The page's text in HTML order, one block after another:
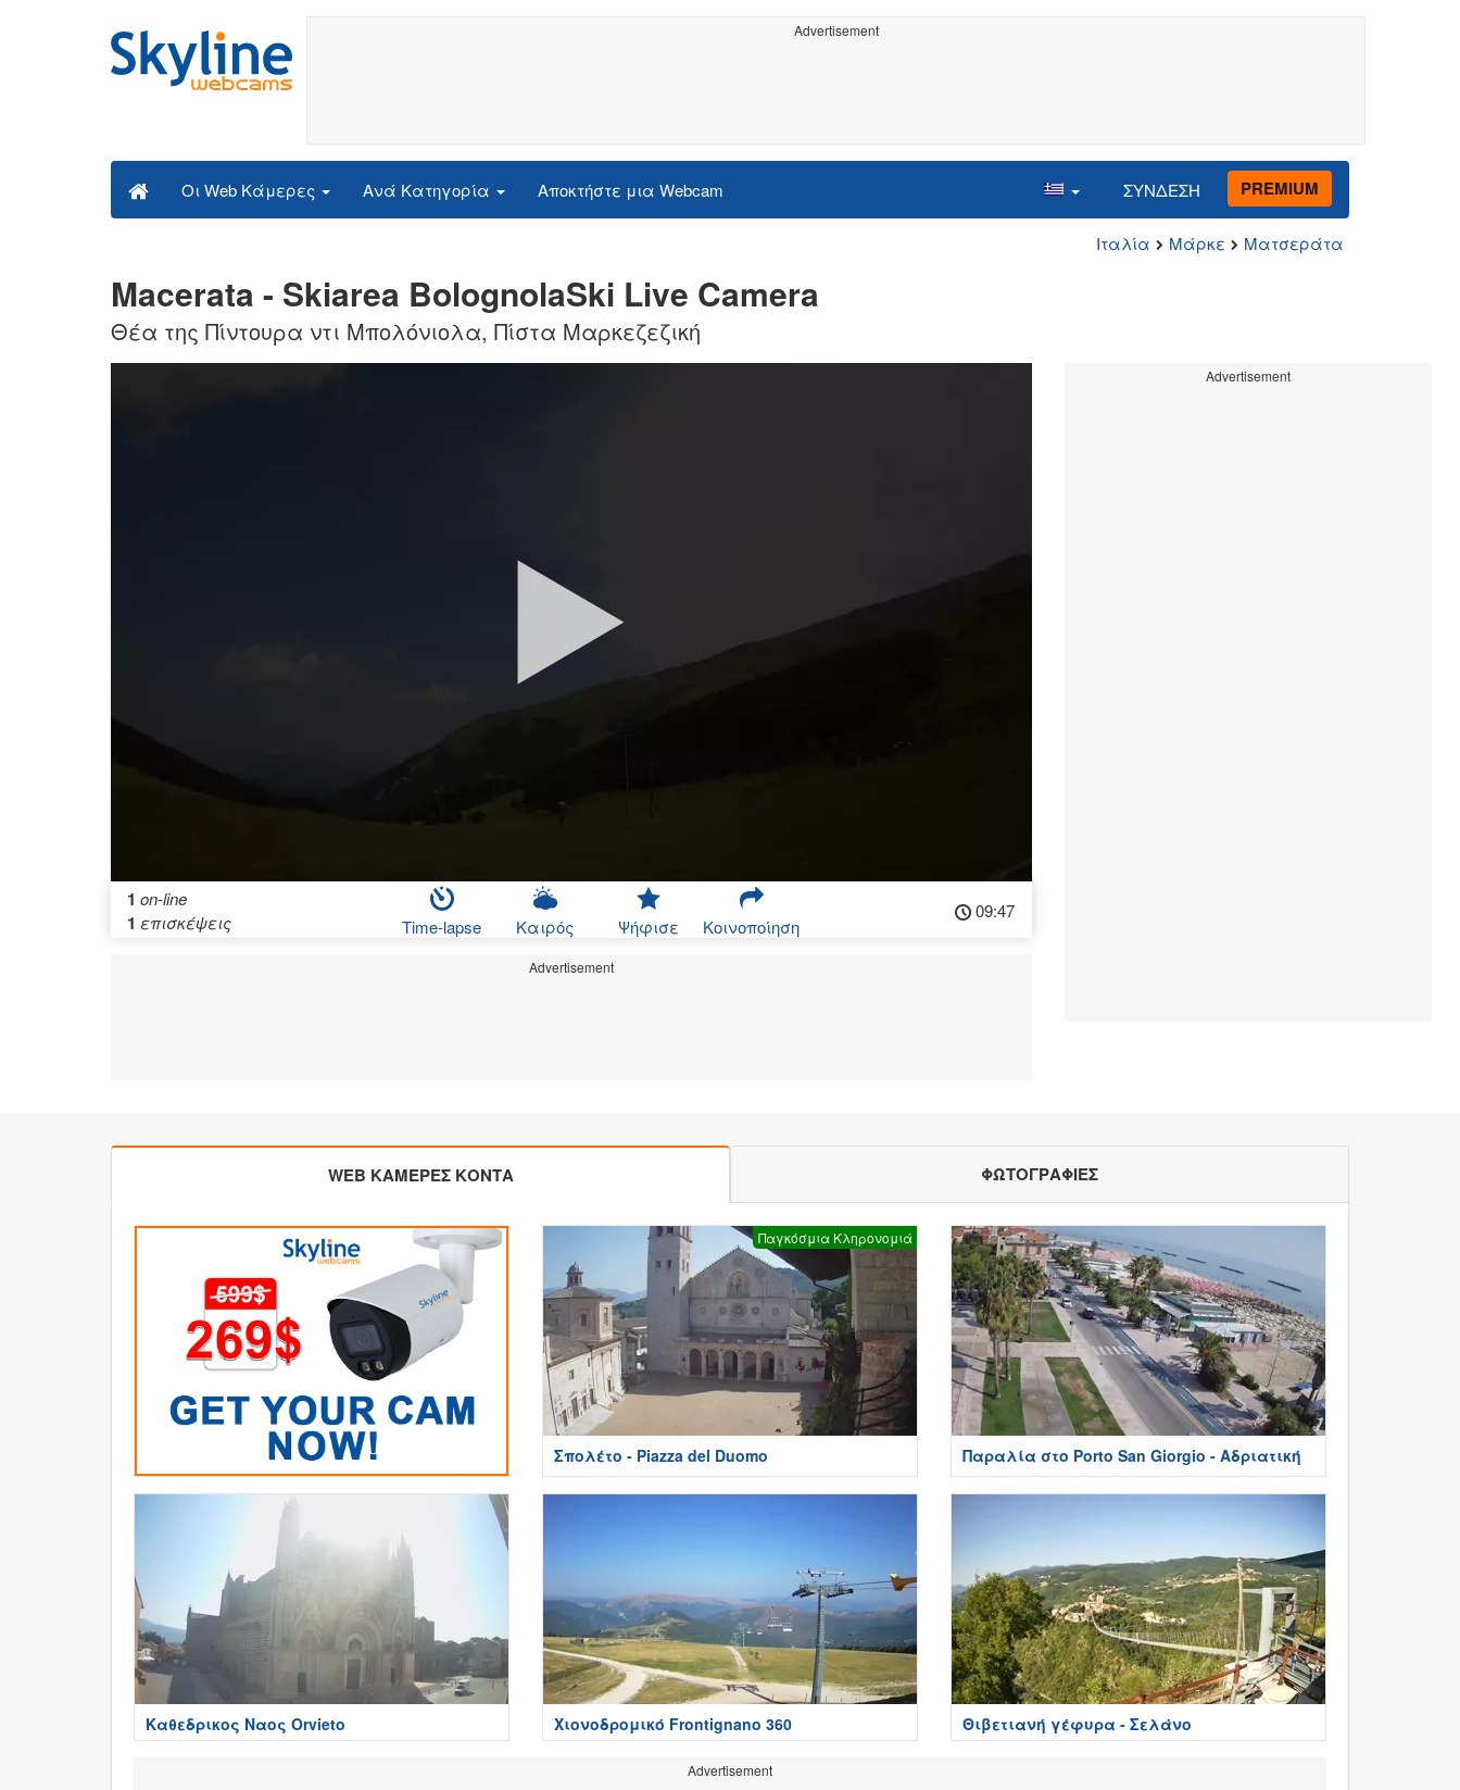
Advertisement
Οι Web Κάμερες Ανά Κατηγορία Αποκτήστε μια Webcam ΣΥΝΔΕΣΗ PREMIUM
Ιταλία Μάρκε Ματσεράτα
Macerata - Skiarea BolognolaSki Live Camera
Θέα της Πίντουρα ντι Μπολόνιολα, Πίστα Μαρκεζεζική
1 on-line
1 επισκέψεις Time-lapse Καιρός Ψήφισε Κοινοποίηση
09:47
Advertisement
Advertisement
WEB ΚΑΜΕΡΕΣ ΚΟΝΤΑ ΦΩΤΟΓΡΑΦΙΕΣ
Παγκόσμια Κληρονομιά
Σπολέτο - Piazza del Duomo Παραλία στο Porto San Giorgio - Αδριατική
Καθεδρικος Ναος Orvieto Χιονοδρομικό Frontignano 360 Θιβετιανή γέφυρα - Σελάνο
Advertisement